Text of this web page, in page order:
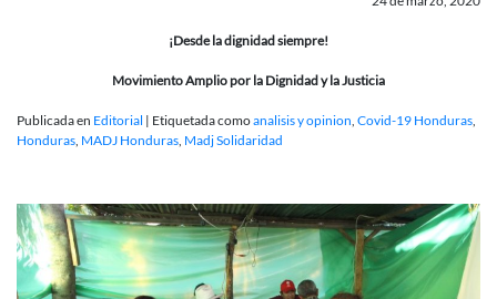
¡Desde la dignidad siempre!
Movimiento Amplio por la Dignidad y la Justicia
Publicada en Editorial | Etiquetada comoanalisis y opinion Covid-19 Honduras
Honduras MADJ Honduras Madj Solidaridad